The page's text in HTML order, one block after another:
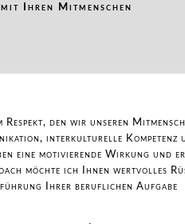
Ihren Mitmenschen
Respekt, den wir unseren
interkulturelle Kompetenz
eine motivierende Wirkung und
möchte ich Ihnen wertvolles
Ihrer beruflichen Aufgabe